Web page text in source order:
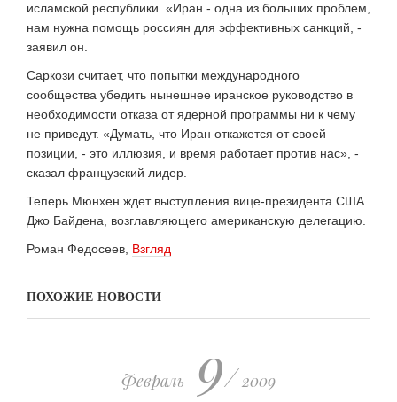
исламской республики. «Иран - одна из больших проблем,
нам нужна помощь россиян для эффективных санкций, -
заявил он.
Саркози считает, что попытки международного
сообщества убедить нынешнее иранское руководство в
необходимости отказа от ядерной программы ни к чему
не приведут. «Думать, что Иран откажется от своей
позиции, - это иллюзия, и время работает против нас», -
сказал французский лидер.
Теперь Мюнхен ждет выступления вице-президента США
Джо Байдена, возглавляющего американскую делегацию.
Роман Федосеев, Взгляд
ПОХОЖИЕ НОВОСТИ
Февраль 9/ 2009